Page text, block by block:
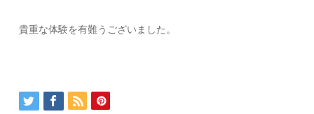
貴重な体験を有難うございました。